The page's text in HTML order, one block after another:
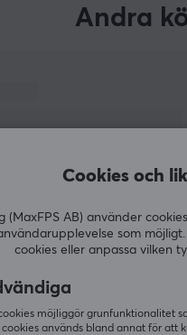
Andra
Cookies och
(MaxFPS AB) använder
som
cookies eller anpassa vilken
möjliggör grunfunktionalitet
cookies används bland annat för att